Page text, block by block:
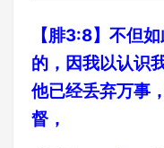
【腓3:8】不但
的，因我以认识
他已经丢弃万事
督，